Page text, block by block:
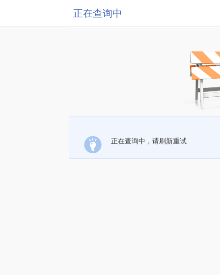
正在查询中
正在查询中，请刷新重试